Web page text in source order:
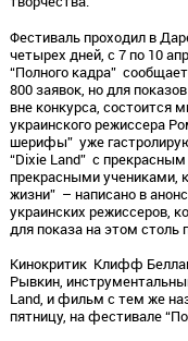
Фестиваль проходил в
четырех дней, с 7 по 10
“Полного кадра”
800 заявок, но для
вне конкурса, состоится
украинского режиссера
шерифы” уже
“Dixie Land” с
прекрасными учениками,
жизни” – написано в
украинских режиссеров,
для показа на этом
Кинокритик Клифф
Рывкин,
Land, и фильм с тем же
пятницу, на фестивале